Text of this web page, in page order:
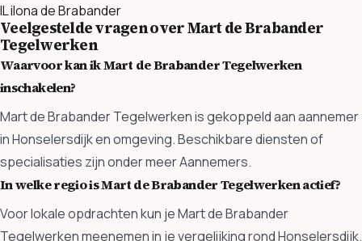
ILilona de Brabander
Veelgestelde vragen over Mart de Brabander
Tegelwerken
Waarvoor kan ik Mart de Brabander Tegelwerken
inschakelen?
Mart de Brabander Tegelwerken is gekoppeld aan aannemer
in Honselersdijk en omgeving. Beschikbare diensten of
specialisaties zijn onder meer Aannemers.
In welke regio is Mart de Brabander Tegelwerken actief?
Voor lokale opdrachten kun je Mart de Brabander
Tegelwerken meenemen in je vergelijking rond Honselersdijk.